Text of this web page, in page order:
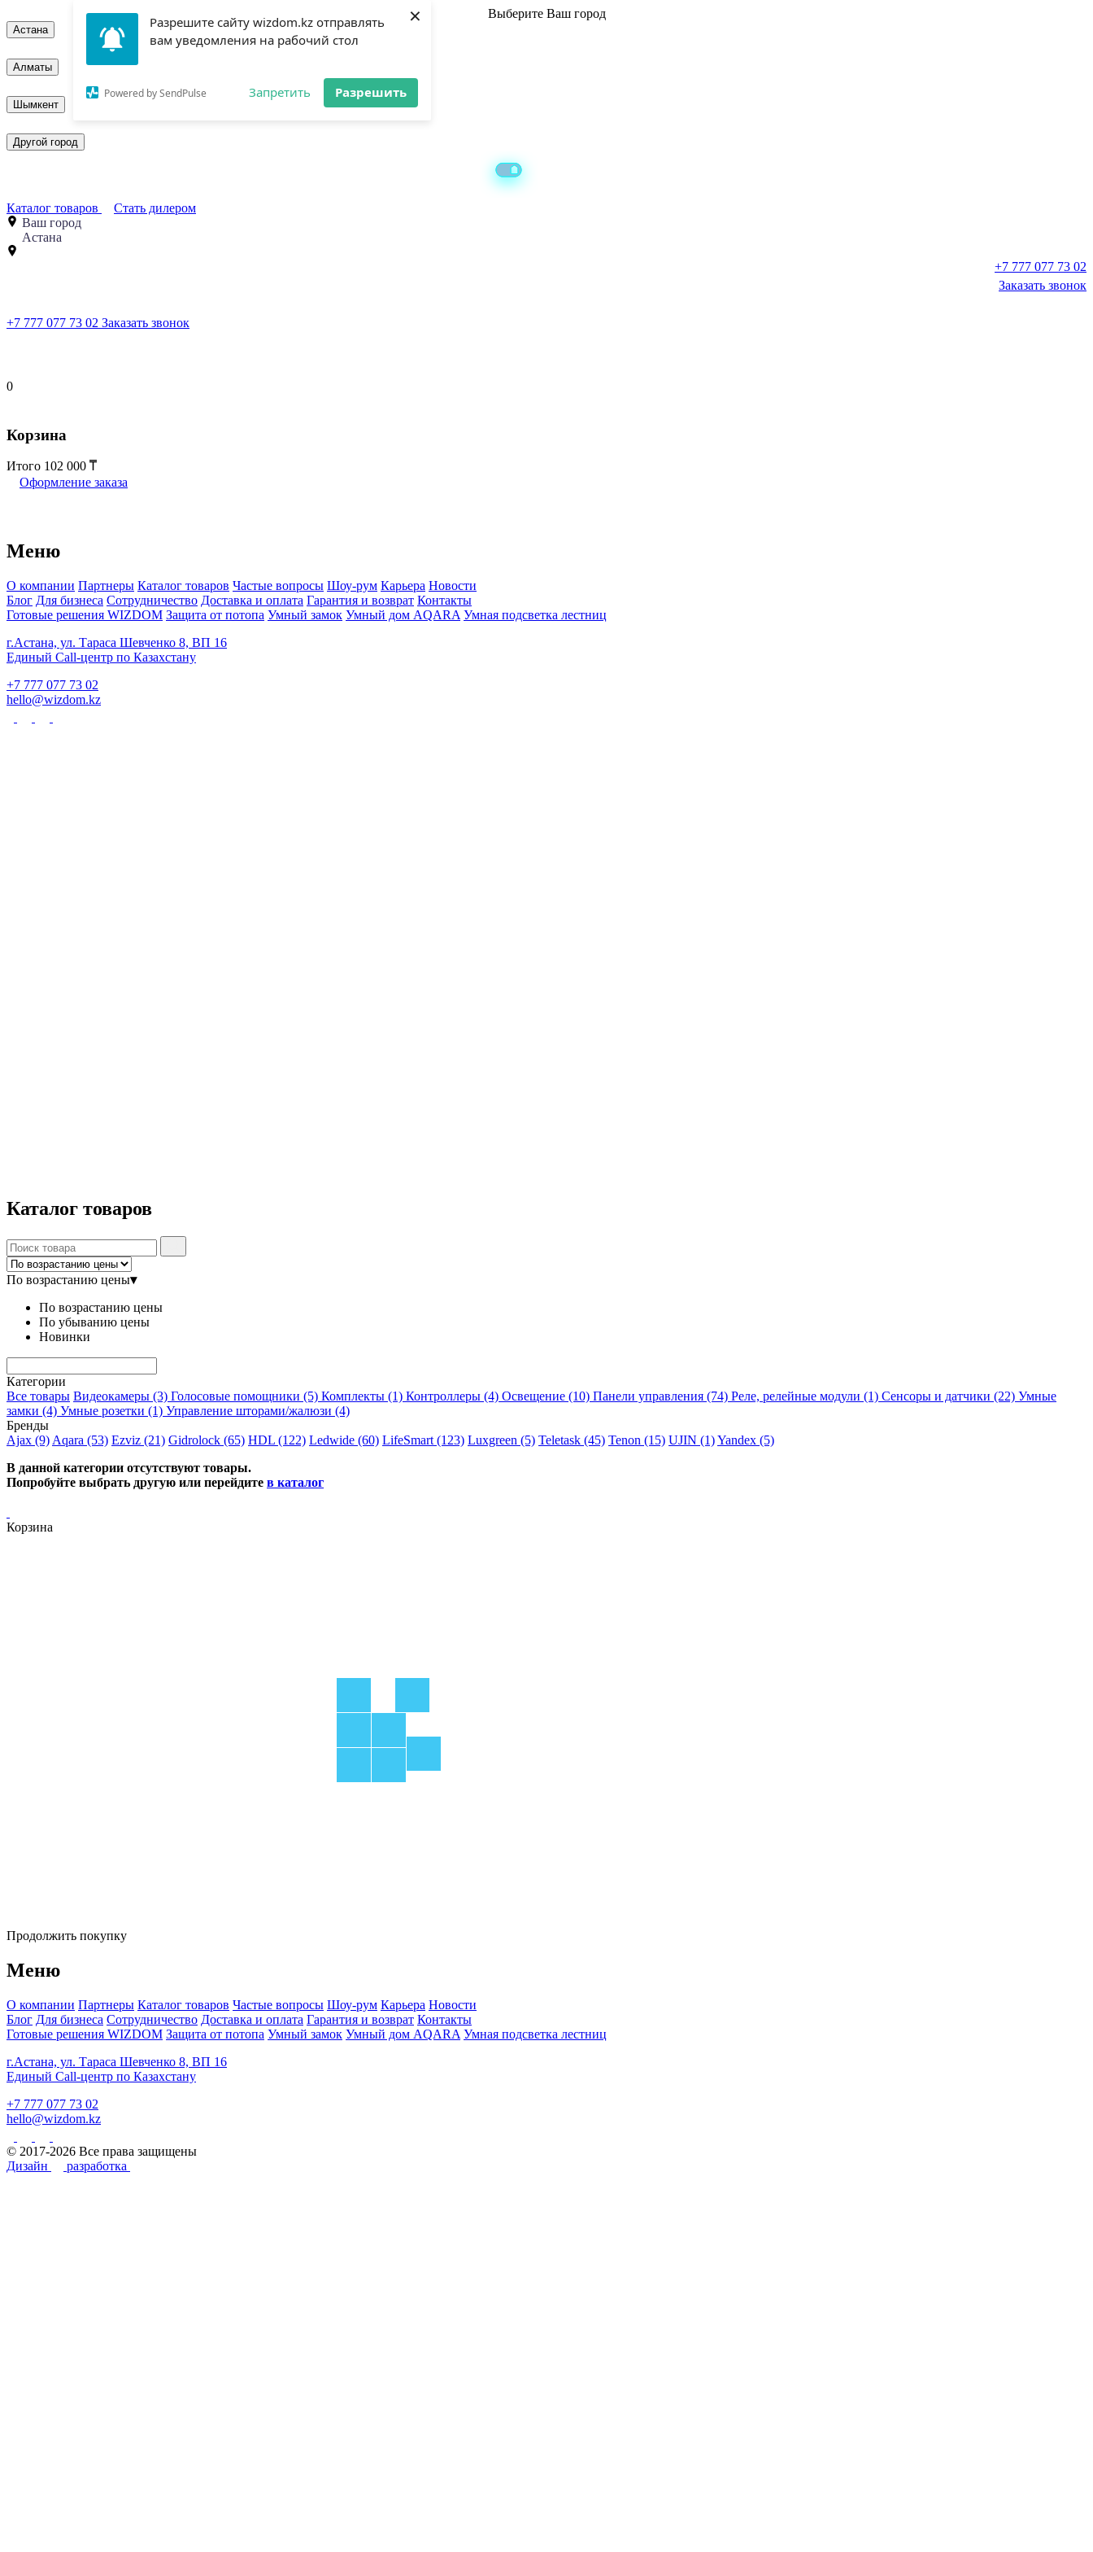
Разрешите сайту wizdom.kz отправлять
вам уведомления на рабочий стол
Powered by SendPulse Запретить Разрешить
× Выберите Ваш город
Астана
Алматы
Шымкент
Другой город
Каталог товаров
Стать дилером
Ваш город
Астана
+7 777 077 73 02
Заказать звонок
+7 777 077 73 02 Заказать звонок
0
Корзина
Итого 102 000
Оформление заказа
Меню
О компании Партнеры Каталог товаров Частые вопросы Шоу-рум Карьера Новости
Блог Для бизнеса Сотрудничество Доставка и оплата Гарантия и возврат Контакты
Готовые решения WIZDOM Защита от потопа Умный замок Умный дом AQARA Умная подсветка лестниц
г.Астана, ул. Тараса Шевченко 8, ВП 16
Единый Call-центр по Казахстану
+7 777 077 73 02
hello@wizdom.kz
Каталог товаров
По возрастанию цены▾
По возрастанию цены
По убыванию цены
Новинки
Категории
Все товары Видеокамеры (3) Голосовые помощники (5) Комплекты (1) Контроллеры (4) Освещение (10) Панели управления (74) Реле, релейные модули (1) Сенсоры и датчики (22) Умные
замки (4) Умные розетки (1) Управление шторами/жалюзи (4)
Бренды
Ajax (9) Aqara (53) Ezviz (21) Gidrolock (65) HDL (122) Ledwide (60) LifeSmart (123) Luxgreen (5) Teletask (45) Tenon (15) UJIN (1)Yandex (5)
В данной категории отсутствуют товары.
Попробуйте выбрать другую или перейдите в каталог
Корзина
Продолжить покупку
Меню
О компании Партнеры Каталог товаров Частые вопросы Шоу-рум Карьера Новости
Блог Для бизнеса Сотрудничество Доставка и оплата Гарантия и возврат Контакты
Готовые решения WIZDOM Защита от потопа Умный замок Умный дом AQARA Умная подсветка лестниц
г.Астана, ул. Тараса Шевченко 8, ВП 16
Единый Call-центр по Казахстану
+7 777 077 73 02
hello@wizdom.kz
© 2017-2026 Все права защищены
Дизайн
разработка